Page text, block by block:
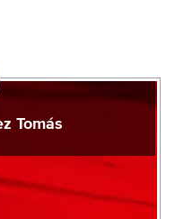
Tomás